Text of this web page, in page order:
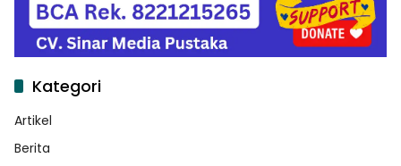
Kategori
Artikel
Berita